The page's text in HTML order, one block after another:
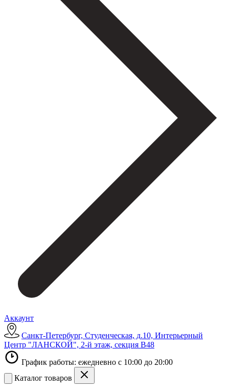
Аккаунт
Санкт-Петербург, Студенческая, д.10, Интерьерный
Центр "ЛАНСКОЙ", 2-й этаж, секция В48
График работы: ежедневно с 10:00 до 20:00
Каталог товаров